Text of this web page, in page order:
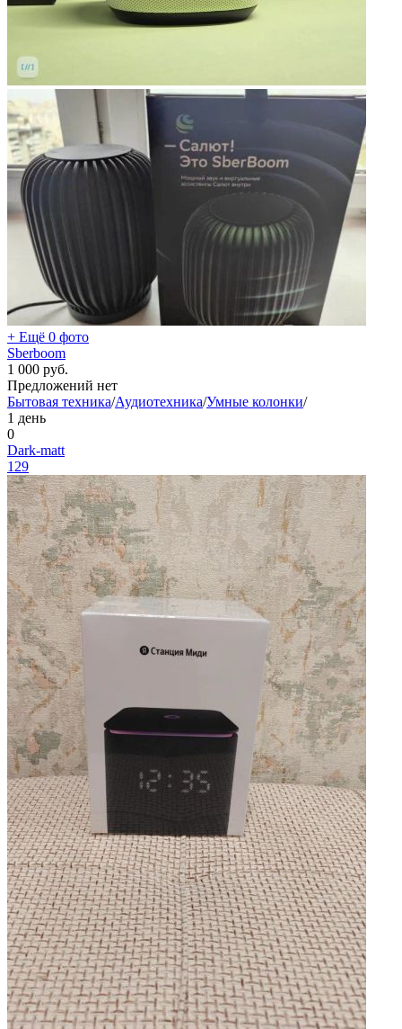
+ Ещё 0 фото
Sberboom
1 000 руб.
Предложений нет
Бытовая техника/Аудиотехника/Умные колонки/
1 день
0
Dark-matt
129